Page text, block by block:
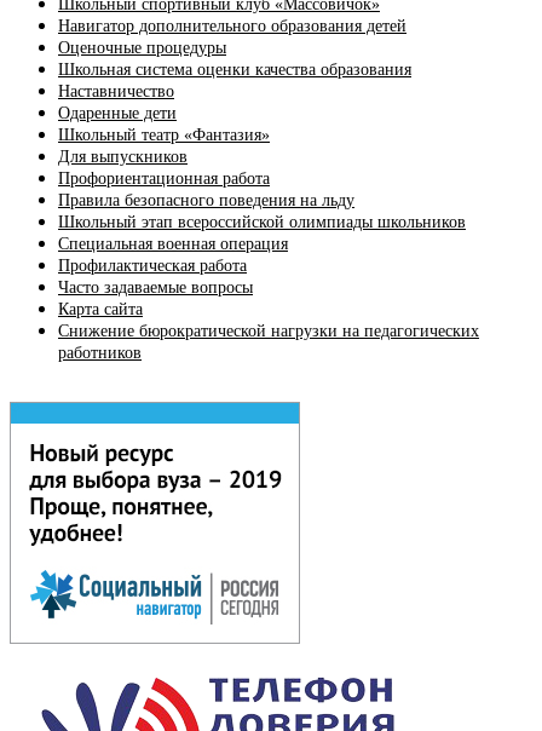
Школьный спортивный клуб «Массовичок»
Навигатор дополнительного образования детей
Оценочные процедуры
Школьная система оценки качества образования
Наставничество
Одаренные дети
Школьный театр «Фантазия»
Для выпускников
Профориентационная работа
Правила безопасного поведения на льду
Школьный этап всероссийской олимпиады школьников
Специальная военная операция
Профилактическая работа
Часто задаваемые вопросы
Карта сайта
Снижение бюрократической нагрузки на педагогических
работников